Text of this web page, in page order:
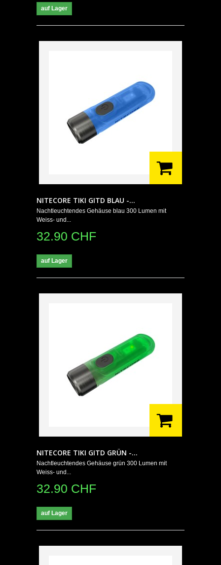
auf Lager
NITECORE TIKI GITD BLAU -...
Nachtleuchtendes Gehäuse blau 300 Lumen mit
Weiss- und...
32.90 CHF
auf Lager
NITECORE TIKI GITD GRÜN -...
Nachtleuchtendes Gehäuse grün 300 Lumen mit
Weiss- und...
32.90 CHF
auf Lager